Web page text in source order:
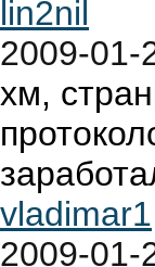
lin2nil
2009-01-
хм,
vladimar1
2009-01-